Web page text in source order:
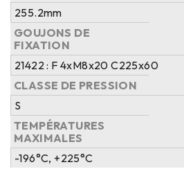
255.2mm
GOUJONS DE
FIXATION
21422 : F 4xM8x20 C225x60
CLASSE DE PRESSION
S
TEMPÉRATURES
MAXIMALES
-196°C, +225°C